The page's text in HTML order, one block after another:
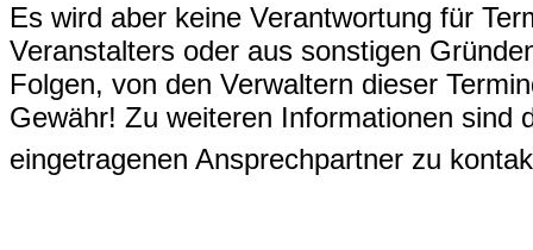
Es wird aber keine Verantwortung für
Veranstalters oder aus sonstigen
Folgen, von den Verwaltern dieser
Gewähr! Zu weiteren Informationen sind
eingetragenen Ansprechpartner zu